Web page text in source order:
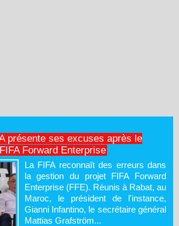
présente ses excuses après le
Forward Enterprise
La FIFA reconnaît des erreurs dans
la gestion du projet FIFA Forward
Enterprise (FFE). Réunis à Rabat, au
Maroc, le président de l'instance,
Gianni Infantino, le secrétaire général
Mattias Grafström...